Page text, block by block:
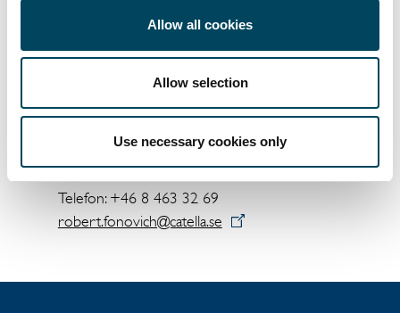
Allow all cookies
Allow selection
Use necessary cookies only
Tranbodarne 11 via bolaget Gyllenforsen.
Blästern 6 och Roddaren 7.
Till Atrium Ljungbergs pressmeddelande
Telefon: +46 8 463 32 69
robert.fonovich@catella.se